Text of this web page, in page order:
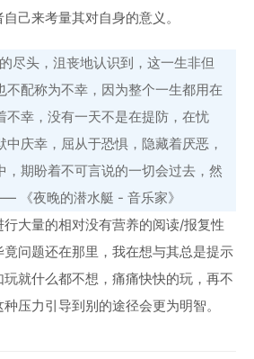
己来考量其对自身的意义。
尽头，沮丧地认识到，这一生非但
不配称为不幸，因为整个一生都用在
不幸，没有一天不是在提防，在忧
中庆幸，屈从于恐惧，隐藏着厌恶，
，期盼着不可言说的一切会过去，然
《夜晚的潜水艇 - 音乐家》
大量的相对没有营养的阅读/报复性
问题还在那里，我在想与其总是提示
就什么都不想，痛痛快快的玩，再不
压力引导到别的途径会更为明智。